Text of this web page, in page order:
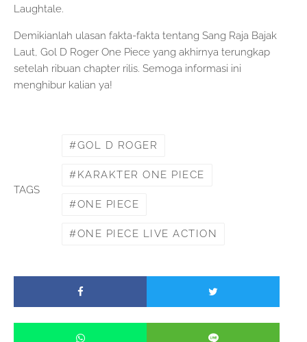
Laughtale.
Demikianlah ulasan fakta-fakta tentang Sang Raja Bajak
Laut, Gol D Roger One Piece yang akhirnya terungkap
setelah ribuan chapter rilis. Semoga informasi ini
menghibur kalian ya!
TAGS
GOL D ROGER
KARAKTER ONE PIECE
ONE PIECE
ONE PIECE LIVE ACTION